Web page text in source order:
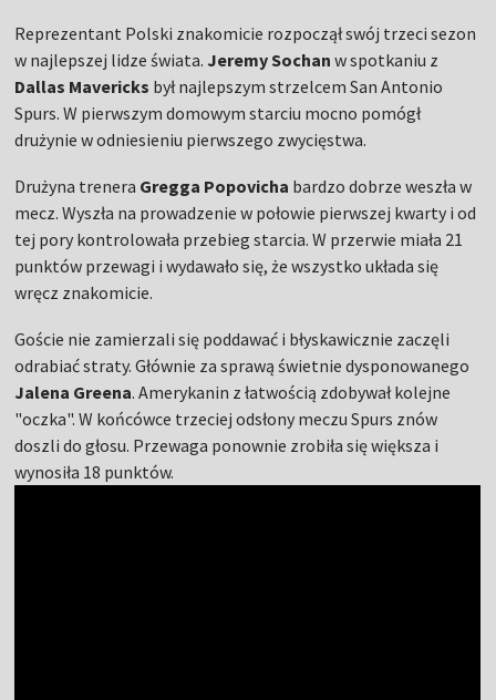
Reprezentant Polski znakomicie rozpoczął swój trzeci sezon
w najlepszej lidze świata. Jeremy Sochan w spotkaniu z
Dallas Mavericks był najlepszym strzelcem San Antonio
Spurs. W pierwszym domowym starciu mocno pomógł
drużynie w odniesieniu pierwszego zwycięstwa.
Drużyna trenera Gregga Popovicha bardzo dobrze weszła w
mecz. Wyszła na prowadzenie w połowie pierwszej kwarty i od
tej pory kontrolowała przebieg starcia. W przerwie miała 21
punktów przewagi i wydawało się, że wszystko układa się
wręcz znakomicie.
Goście nie zamierzali się poddawać i błyskawicznie zaczęli
odrabiać straty. Głównie za sprawą świetnie dysponowanego
Jalena Greena. Amerykanin z łatwością zdobywał kolejne
"oczka". W końcówce trzeciej odsłony meczu Spurs znów
doszli do głosu. Przewaga ponownie zrobiła się większa i
wynosiła 18 punktów.